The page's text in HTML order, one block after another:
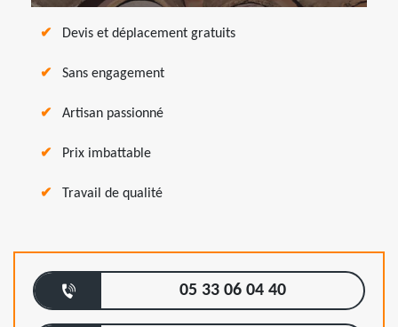
Devis et déplacement gratuits
Sans engagement
Artisan passionné
Prix imbattable
Travail de qualité
05 33 06 04 40